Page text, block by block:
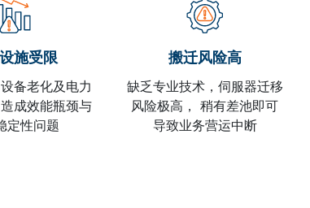
施受限
备老化及电力
成效能瓶颈与
定性问题
搬迁风险高
缺乏专业技术，伺服器迁移
风险极高， 稍有差池即可
导致业务营运中断